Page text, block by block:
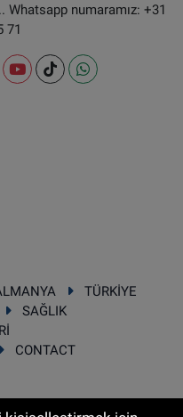
numaramız: +31
71
TÜRKİYE
SAĞLIK
CONTACT